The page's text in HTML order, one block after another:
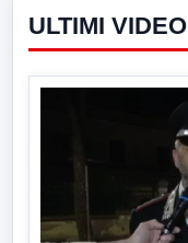
ULTIMI VIDEO